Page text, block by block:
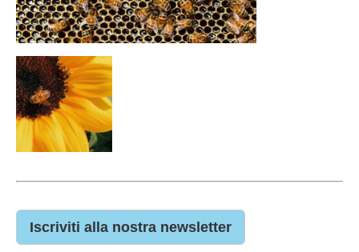
Iscriviti alla nostra newsletter